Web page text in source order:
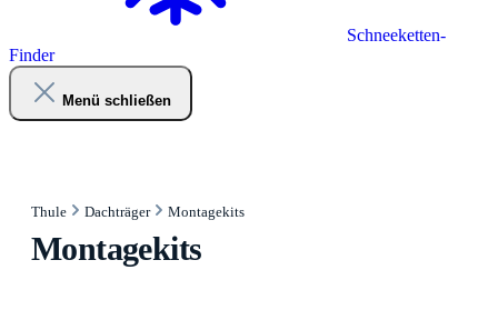
Schneeketten-
Finder
Menü schließen
Thule Dachträger Montagekits
Montagekits